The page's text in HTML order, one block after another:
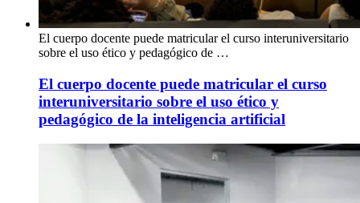
El cuerpo docente puede matricular el curso interuniversitario
sobre el uso ético y pedagógico de …
El cuerpo docente puede matricular el curso
interuniversitario sobre el uso ético y
pedagógico de la inteligencia artificial